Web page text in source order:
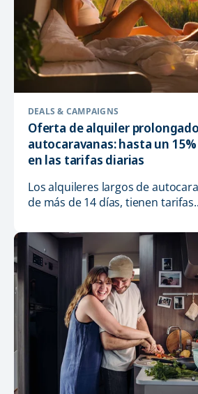
DEALS & CAMPAIGNS
Oferta de alquiler
autocaravanas: hasta un
en las tarifas diarias
Los alquileres largos de
de más de 14 días, tienen